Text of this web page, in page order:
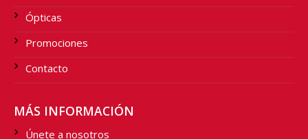
Ópticas
Promociones
Contacto
MÁS INFORMACIÓN
Únete a nosotros